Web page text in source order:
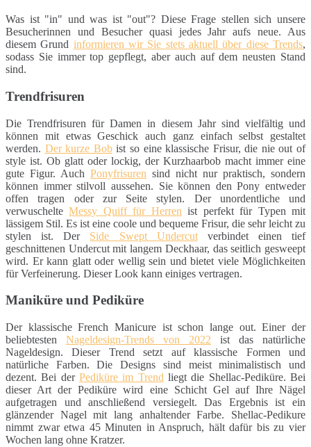
Was ist "in" und was ist "out"? Diese Frage stellen sich unsere
Besucherinnen und Besucher quasi jedes Jahr aufs neue. Aus
diesem Grund informieren wir Sie stets aktuell über diese Trends,
sodass Sie immer top gepflegt, aber auch auf dem neusten Stand
sind.
Trendfrisuren
Die Trendfrisuren für Damen in diesem Jahr sind vielfältig und
können mit etwas Geschick auch ganz einfach selbst gestaltet
werden. Der kurze Bobist so eine klassische Frisur, die nie out of
style ist. Ob glatt oder lockig, der Kurzhaarbob macht immer eine
gute Figur. Auch Ponyfrisuren sind nicht nur praktisch, sondern
können immer stilvoll aussehen. Sie können den Pony entweder
offen tragen oder zur Seite stylen. Der unordentliche und
verwuschelteMessy Quiff für Herren ist perfekt für Typen mit
lässigem Stil. Es ist eine coole und bequeme Frisur, die sehr leicht zu
stylen ist. Der Side Swept Undercutverbindet einen tief
geschnittenen Undercut mit langem Deckhaar, das seitlich gesweept
wird. Er kann glatt oder wellig sein und bietet viele Möglichkeiten
für Verfeinerung. Dieser Look kann einiges vertragen.
Maniküre und Pediküre
Der klassische French Manicure ist schon lange out. Einer der
beliebtesten Nageldesign-Trends von 2022 ist das natürliche
Nageldesign. Dieser Trend setzt auf klassische Formen und
natürliche Farben. Die Designs sind meist minimalistisch und
dezent. Bei der Pediküre im Trend liegt die Shellac-Pediküre. Bei
dieser Art der Pediküre wird eine Schicht Gel auf Ihre Nägel
aufgetragen und anschließend versiegelt. Das Ergebnis ist ein
glänzender Nagel mit lang anhaltender Farbe. Shellac-Pedikure
nimmt zwar etwa 45 Minuten in Anspruch, hält dafür bis zu vier
Wochen lang ohne Kratzer.